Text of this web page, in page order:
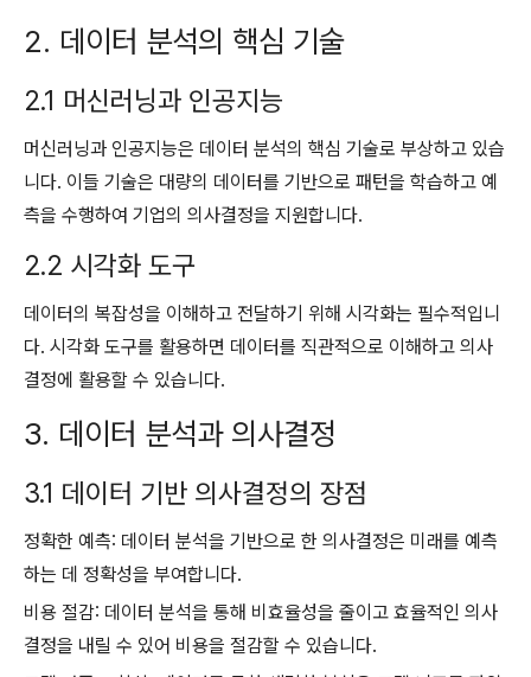
2. 데이터 분석의 핵심 기술
2.1 머신러닝과 인공지능
머신러닝과 인공지능은 데이터 분석의 핵심 기술로 부상하고 있습
니다. 이들 기술은 대량의 데이터를 기반으로 패턴을 학습하고 예
측을 수행하여 기업의 의사결정을 지원합니다.
2.2 시각화 도구
데이터의 복잡성을 이해하고 전달하기 위해 시각화는 필수적입니
다. 시각화 도구를 활용하면 데이터를 직관적으로 이해하고 의사
결정에 활용할 수 있습니다.
3. 데이터 분석과 의사결정
3.1 데이터 기반 의사결정의 장점
정확한 예측: 데이터 분석을 기반으로 한 의사결정은 미래를 예측
하는 데 정확성을 부여합니다.
비용 절감: 데이터 분석을 통해 비효율성을 줄이고 효율적인 의사
결정을 내릴 수 있어 비용을 절감할 수 있습니다.